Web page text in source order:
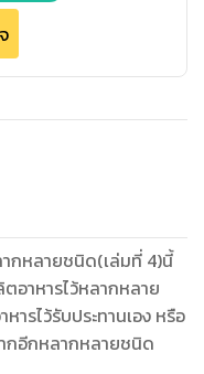
กหลายชนิด(เล่มที่ 4)นี้
อาหารไว้หลากหลาย
ารไว้รับประทานเอง หรือ
กอีกหลากหลายชนิด